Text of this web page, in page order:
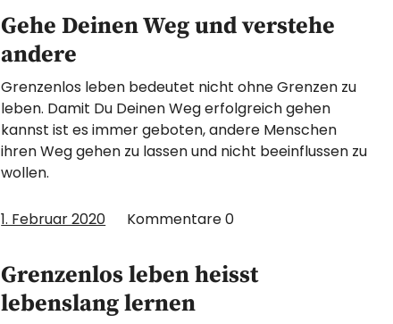
Gehe Deinen Weg und verstehe
andere
Grenzenlos leben bedeutet nicht ohne Grenzen zu
leben. Damit Du Deinen Weg erfolgreich gehen
kannst ist es immer geboten, andere Menschen
ihren Weg gehen zu lassen und nicht beeinflussen zu
wollen.
1. Februar 2020 Kommentare0
Grenzenlos leben heisst
lebenslang lernen